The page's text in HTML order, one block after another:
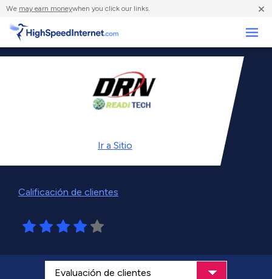
We may earn moneywhen you click our links. ×
Ir a Sitio
Calificación de clientes